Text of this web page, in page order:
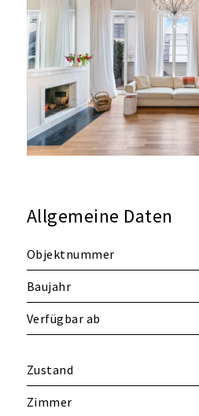
Allgemeine Daten
Objektnummer
Baujahr
Verfügbar ab
Zustand
Zimmer